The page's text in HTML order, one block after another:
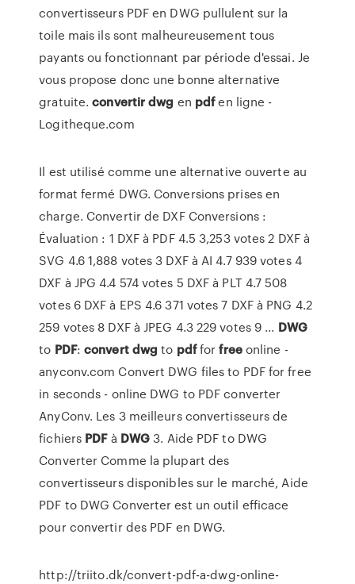
convertisseurs PDF en DWG pullulent sur la
toile mais ils sont malheureusement tous
payants ou fonctionnant par période d'essai. Je
vous propose donc une bonne alternative
gratuite.convertir dwg en pdfen ligne -
Logitheque.com
Il est utilisé comme une alternative ouverte au
format fermé DWG. Conversions prises en
charge. Convertir de DXF Conversions :
Évaluation : 1 DXF à PDF 4.5 3,253 votes 2 DXF à
SVG 4.6 1,888 votes 3 DXF à AI 4.7 939 votes 4
DXF à JPG 4.4 574 votes 5 DXF à PLT 4.7 508
votes 6 DXF à EPS 4.6 371 votes 7 DXF à PNG 4.2
259 votes 8 DXF à JPEG 4.3 229 votes 9 ... DWG
to PDF:convert dwg to pdfforfreeonline -
anyconv.com Convert DWG files to PDF for free
in seconds - online DWG to PDF converter
AnyConv. Les 3 meilleurs convertisseurs de
fichiers PDFà DWG3. Aide PDF to DWG
Converter Comme la plupart des
convertisseurs disponibles sur le marché, Aide
PDF to DWG Converter est un outil efficace
pour convertir des PDF en DWG.
http://triito.dk/convert-pdf-a-dwg-online-